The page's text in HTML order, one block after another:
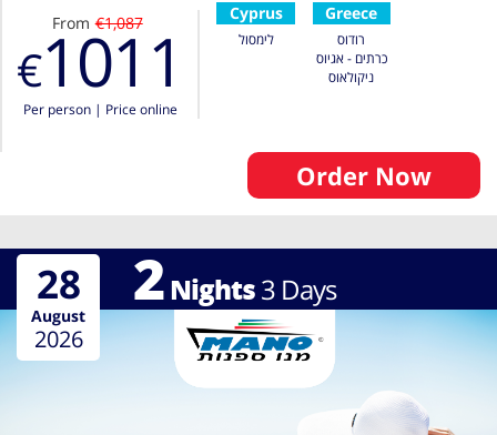
Cyprus
לימסול
Greece
רודוס
כרתים - אגיוס
ניקולאוס
From €1,087
€1011
Per person| Price online
Order Now
2Nights3 Days
28
August
2026